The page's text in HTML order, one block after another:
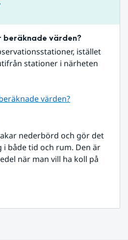
värden?
istället
stationer i närheten
värden?
nederbörd och gör det
både tid och rum. Den är
när man vill ha koll på